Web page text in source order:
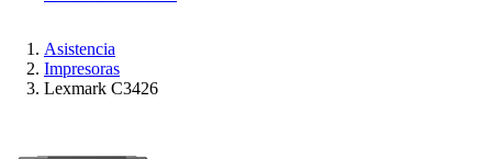
Asistencia
Impresoras
Lexmark C3426